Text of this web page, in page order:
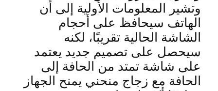
وتشير المعلومات الأولية إلى أن
الهاتف سيحافظ على أحجام
الشاشة الحالية تقريبًا، لكنه
سيحصل على تصميم جديد يعتمد
على شاشة تمتد من الحافة إلى
الحافة مع زجاج منحني يمنح الجهاز